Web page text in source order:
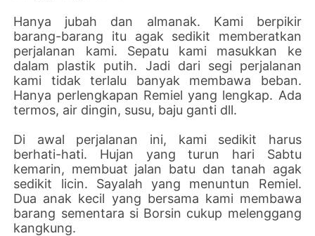
Hanya jubah dan almanak. Kami berpikir
barang-barang itu agak sedikit memberatkan
perjalanan kami. Sepatu kami masukkan ke
dalam plastik putih. Jadi dari segi perjalanan
kami tidak terlalu banyak membawa beban.
Hanya perlengkapan Remiel yang lengkap. Ada
termos, air dingin, susu, baju ganti dll.
Di awal perjalanan ini, kami sedikit harus
berhati-hati. Hujan yang turun hari Sabtu
kemarin, membuat jalan batu dan tanah agak
sedikit licin. Sayalah yang menuntun Remiel.
Dua anak kecil yang bersama kami membawa
barang sementara si Borsin cukup melenggang
kangkung.